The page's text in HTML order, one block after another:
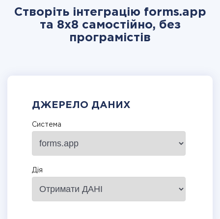
Створіть інтеграцію forms.app
та 8x8 самостійно, без
програмістів
ДЖЕРЕЛО ДАНИХ
Система
Дія